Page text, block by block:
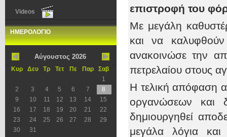
Videos
ΗΜΕΡΟΛΟΓΙΟ
Αύγουστος 2026
Κυρ Δευ Τρ Τετ Πε Παρ
Σαβ
1
2
3 4 5 6 7
8
9
10 11 12 13 14
15
16
17 18 19 20 21
22
23
24 25 26 27 28
29
30
31
επιστροφή του
Με μεγάλη
και να
ανακοινώσε την
πετρελαίου στους
Η τελική απόφαση
οργανώσεων και
δημιουργηθεί
μεγάλα λόγια